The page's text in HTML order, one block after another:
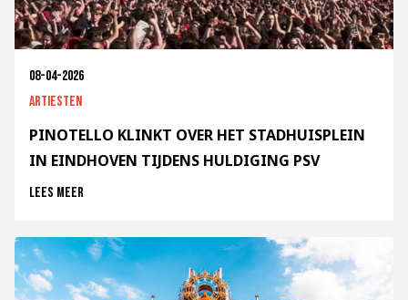
08-04-2026
Artiesten
PINOTELLO KLINKT OVER HET STADHUISPLEIN
IN EINDHOVEN TIJDENS HULDIGING PSV
Lees meer